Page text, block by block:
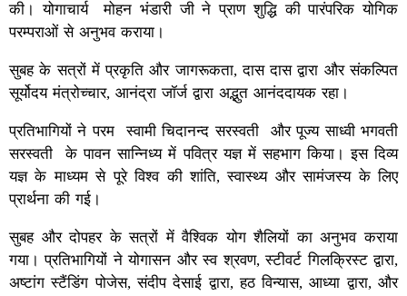
की। योगाचार्य मोहन भंडारी जी ने प्राण शुद्धि की पारंपरिक योगिक
परम्पराओं से अनुभव कराया।
सुबह के सत्रों में प्रकृति और जागरूकता, दास दास द्वारा और संकल्पित
सूर्योदय मंत्रोच्चार, आनंद्रा जॉर्ज द्वारा अद्भुत आनंददायक रहा।
प्रतिभागियों ने परम स्वामी चिदानन्द सरस्वती और पूज्य साध्वी भगवती
सरस्वती के पावन सान्निध्य में पवित्र यज्ञ में सहभाग किया। इस दिव्य
यज्ञ के माध्यम से पूरे विश्व की शांति, स्वास्थ्य और सामंजस्य के लिए
प्रार्थना की गई।
सुबह और दोपहर के सत्रों में वैश्विक योग शैलियों का अनुभव कराया
गया। प्रतिभागियों ने योगासन और स्व श्रवण, स्टीवर्ट गिलक्रिस्ट द्वारा,
अष्टांग स्टैंडिंग पोजेस, संदीप देसाई द्वारा, हठ विन्यास, आध्या द्वारा, और